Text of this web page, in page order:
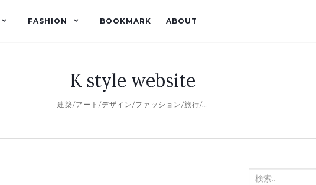
FASHION BOOKMARK ABOUT
K style website
建築/アート/デザイン/ファッション/旅行/…